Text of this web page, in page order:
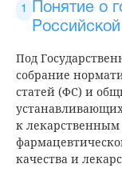
Понятие о
Под
собрание
статей (ФС) и
к лекарственным
качества и